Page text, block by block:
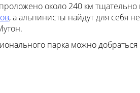
около 240 км
, а альпинисты найдут для себя
парка можно